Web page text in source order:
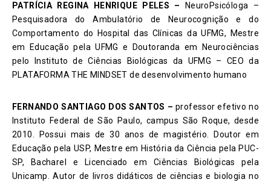
PATRÍCIA REGINA HENRIQUE PELES –
NeuroPsicóloga –
Pesquisadora do Ambulatório de Neurocognição e do
Comportamento do Hospital das Clínicas da UFMG, Mestre
em Educação pela UFMG e Doutoranda em Neurociências
pelo Instituto de Ciências Biológicas da UFMG – CEO da
PLATAFORMA THE MINDSET de desenvolvimento humano
FERNANDO SANTIAGO DOS SANTOS – professor efetivo no
Instituto Federal de São Paulo, campus São Roque, desde
2010. Possui mais de 30 anos de magistério. Doutor em
Educação pela USP, Mestre em História da Ciência pela PUC-
SP, Bacharel e Licenciado em Ciências Biológicas pela
Unicamp. Autor de livros didáticos de ciências e biologia no